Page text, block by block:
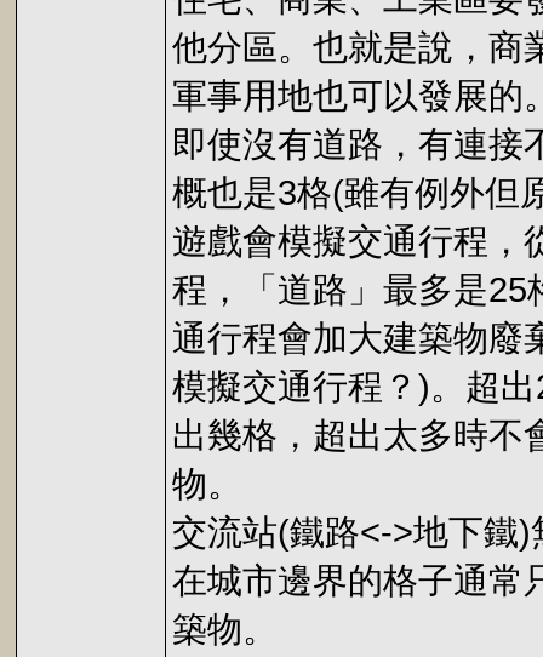
他分區。也就是說，商
軍事用地也可以發展的
即使沒有道路，有連接
概也是3格(雖有例外但
遊戲會模擬交通行程，
程，「道路」最多是25
通行程會加大建築物廢
模擬交通行程？)。超
出幾格，超出太多時不
物。
交流站(鐵路<->地下鐵
在城市邊界的格子通常
築物。